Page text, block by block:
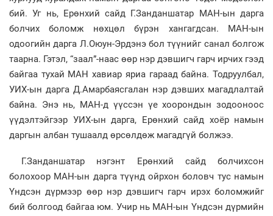
бий. Уг нь, Ерөнхий сайд Г.Занданшатар МАН-ын дарга
болчих боломж нөхцөл бүрэн хангагдсан. МАН-ын
одоогийн дарга Л.Оюун-Эрдэнэ бол түүнийг санал болгож
таарна. Гэтэл, “заал”-наас өөр нэр дэвшигч гарч ирчих гээд
байгаа тухай МАН хавиар яриа гараад байна. Тодруулбал,
УИХ-ын дарга Д.Амарбаясгалан нэр дэвших магадлалтай
байна. Энэ нь, МАН-д үүссэн үе хоорондын зодооноос
үүдэлтэйгээр УИХ-ын дарга, Ерөнхий сайд хоёр намын
даргын албан тушаалд өрсөлдөж магадгүй болжээ.
Г.Занданшатар нэгэнт Ерөнхий сайд болчихсон
болохоор МАН-ын дарга түүнд ойрхон боловч тус намын
Үндсэн дүрмээр өөр нэр дэвшигч гарч ирэх боломжийг
бий болгоод байгаа юм. Учир нь МАН-ын Үндсэн дүрмийн